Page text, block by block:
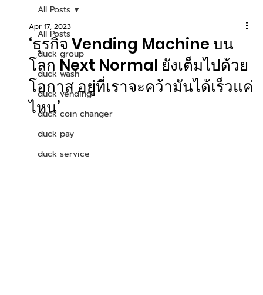
All Posts
duck group
duck wash
duck vending
duck coin changer
duck pay
duck service
All Posts
‘ธุรกิจ Vending Machine บน
โลก Next Normal ยังเต็มไปด้วย
โอกาส อยู่ที่เราจะคว้ามันได้เร็วแค่
ไหน’
Apr 17, 2023